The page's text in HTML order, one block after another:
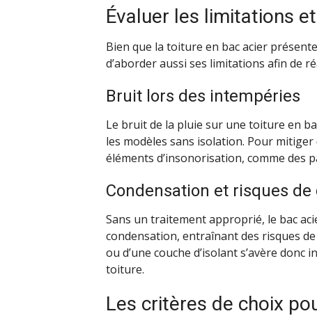
Évaluer les limitations
Bien que la toiture en bac acier
d’aborder aussi ses limitations afin de
Bruit lors des intempéries
Le bruit de la pluie sur une toiture en
les modèles sans isolation. Pour
éléments d’insonorisation, comme des
Condensation et risques de
Sans un traitement approprié, le bac
condensation, entraînant des risques
ou d’une couche d’isolant s’avère
toiture.
Les critères de choix